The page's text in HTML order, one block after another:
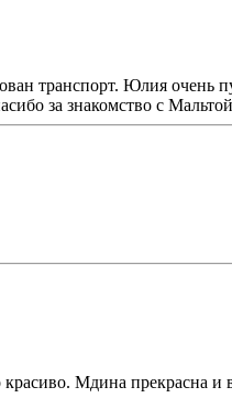
транспорт. Юлия
за знакомство с
Мдина прекрасна и